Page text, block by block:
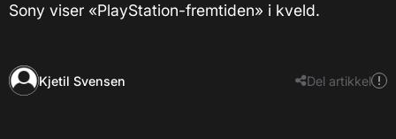
Sony viser «PlayStation-fremtiden» i kveld.
Kjetil Svensen Del artikkel